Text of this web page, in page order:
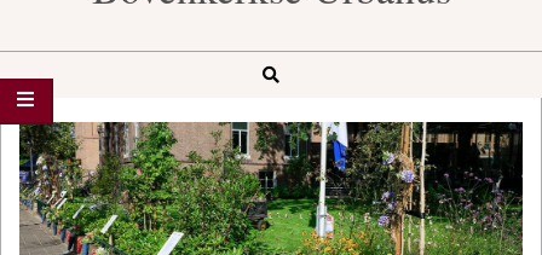
Search
Secondary
Navigation
Menu